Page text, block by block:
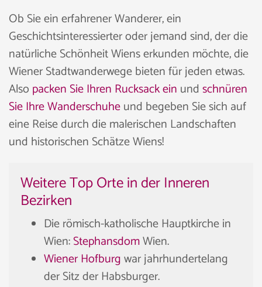
Ob Sie ein erfahrener Wanderer, ein
Geschichtsinteressierter oder jemand sind, der die
natürliche Schönheit Wiens erkunden möchte, die
Wiener Stadtwanderwege bieten für jeden etwas.
Also packen Sie Ihren Rucksack ein undschnüren
Sie Ihre Wanderschuheund begeben Sie sich auf
eine Reise durch die malerischen Landschaften
und historischen Schätze Wiens!
Weitere Top Orte in der Inneren
Bezirken
Die römisch-katholische Hauptkirche in
Wien:StephansdomWien.
Wiener Hofburgwar jahrhundertelang
der Sitz der Habsburger.